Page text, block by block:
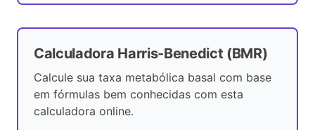
Calculadora Harris-Benedict (BMR)
Calcule sua taxa metabólica basal com base
em fórmulas bem conhecidas com esta
calculadora online.